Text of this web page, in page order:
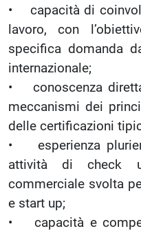
• capacità di
lavoro, con
specifica domanda
internazionale;
• conoscenza
meccanismi dei
delle certificazioni
• esperienza
attività di check
commerciale svolta
e start up;
• capacità e